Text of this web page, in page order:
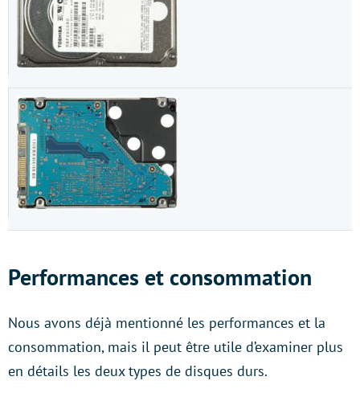
Performances et consommation
Nous avons déjà mentionné les performances et la
consommation, mais il peut être utile d’examiner plus
en détails les deux types de disques durs.